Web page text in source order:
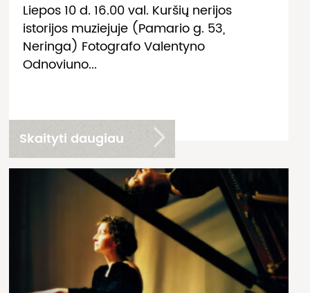
Liepos 10 d. 16.00 val. Kuršių nerijos
istorijos muziejuje (Pamario g. 53,
Neringa) Fotografo Valentyno
Odnoviuno...
Skaityti daugiau